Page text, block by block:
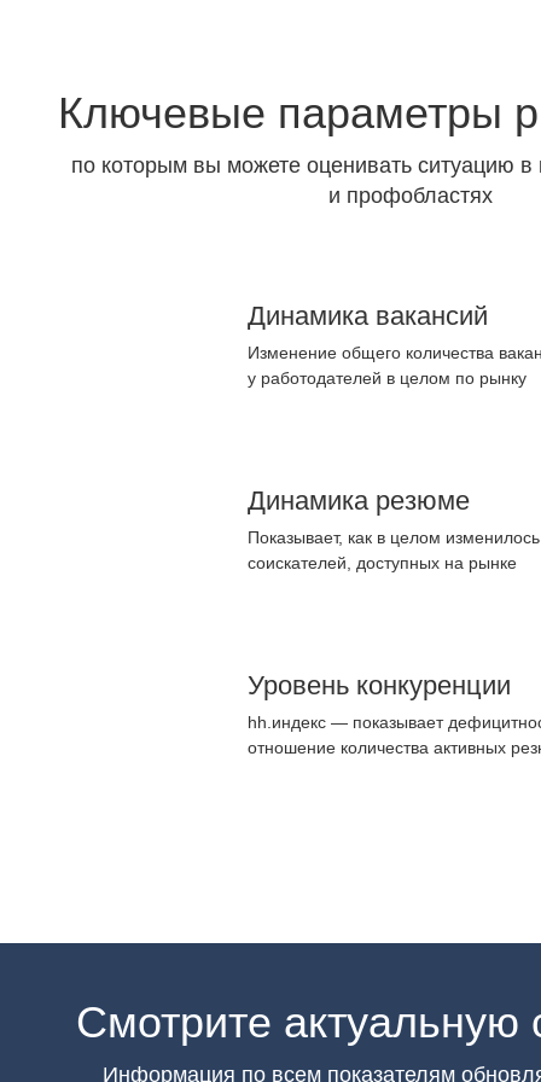
Ключевые параметры
по которым вы можете оценивать ситуацию в
и профобластях
Динамика вакансий
Изменение общего количества
у работодателей в целом по рынку
Динамика резюме
Показывает, как в целом
соискателей, доступных на рынке
Уровень конкуренции
hh.индекс — показывает
отношение количества активных
Смотрите актуальную
Информация по всем показателям